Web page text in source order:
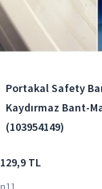
Portakal Safety
Kaydırmaz Bant-
(103954149)
129,9 TL
n11